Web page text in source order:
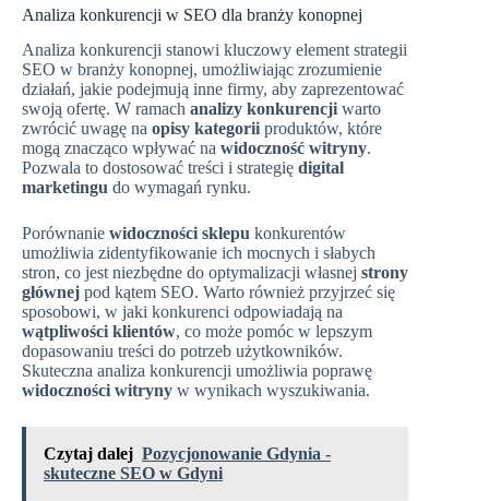
Analiza konkurencji w SEO dla branży konopnej
Analiza konkurencji stanowi kluczowy element strategii
SEO w branży konopnej, umożliwiając zrozumienie
działań, jakie podejmują inne firmy, aby zaprezentować
swoją ofertę. W ramach analizy konkurencji warto
zwrócić uwagę na opisy kategorii produktów, które
mogą znacząco wpływać na widoczność witryny.
Pozwala to dostosować treści i strategię digital
marketingu do wymagań rynku.
Porównanie widoczności sklepu konkurentów
umożliwia zidentyfikowanie ich mocnych i słabych
stron, co jest niezbędne do optymalizacji własnej strony
głównej pod kątem SEO. Warto również przyjrzeć się
sposobowi, w jaki konkurenci odpowiadają na
wątpliwości klientów, co może pomóc w lepszym
dopasowaniu treści do potrzeb użytkowników.
Skuteczna analiza konkurencji umożliwia poprawę
widoczności witryny w wynikach wyszukiwania.
Czytaj dalej Pozycjonowanie Gdynia -
skuteczne SEO w Gdyni